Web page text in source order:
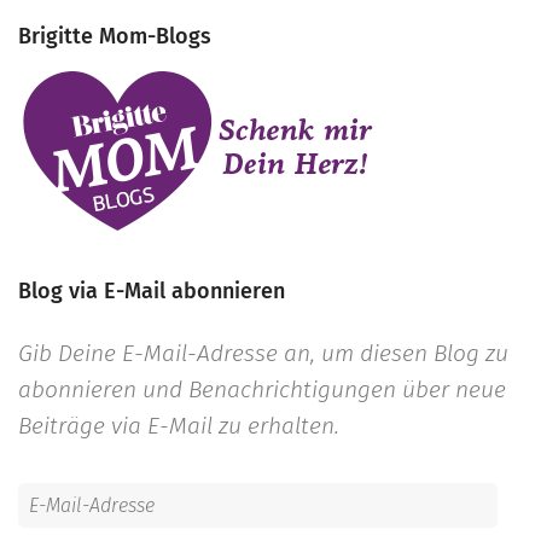
Brigitte Mom-Blogs
Blog via E-Mail abonnieren
Gib Deine E-Mail-Adresse an, um diesen Blog zu
abonnieren und Benachrichtigungen über neue
Beiträge via E-Mail zu erhalten.
E-